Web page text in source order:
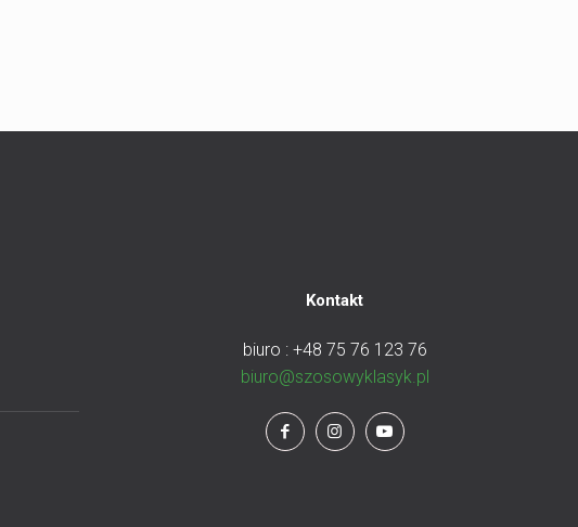
Kontakt
biuro : +48 75 76 123 76
biuro@szosowyklasyk.pl